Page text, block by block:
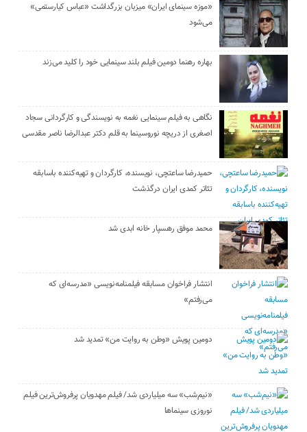
«موزه سینمای ایران» میزبان بزرگداشت «عباس کیارستمی»
می‌شود
بهاره رهنما دومین فیلم بلند سینمایی خود را کلید می‌زند
نگاهی به فیلم سینمایی نغمه به نویسندگی و کارگردانی سجاد
اصغری از دریچه نوروسینما به قلم دکتر عبدالرضا ناصر مقدسی
حمیدرضا ساعتچی، نویسنده، کارگردان و تهیه‌کننده باسابقه
تئاتر کمدی ایران درگذشت
محمد موفق رهسپار خانه ابدی شد
انتشار فراخوان مسابقه فیلمنامه‌نویسی «مدرسه‌ای که
می‌رفتم»
دومین پویش «وطن به روایت من» تمدید شد
«نیم‌شب» سه میلیاردی شد/ فیلم مهدویان پرفروش‌ترین فیلم
نوروزی سینماها